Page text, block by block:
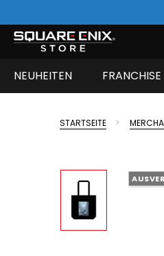
NEUHEITEN FRANCHISE
STARTSEITE